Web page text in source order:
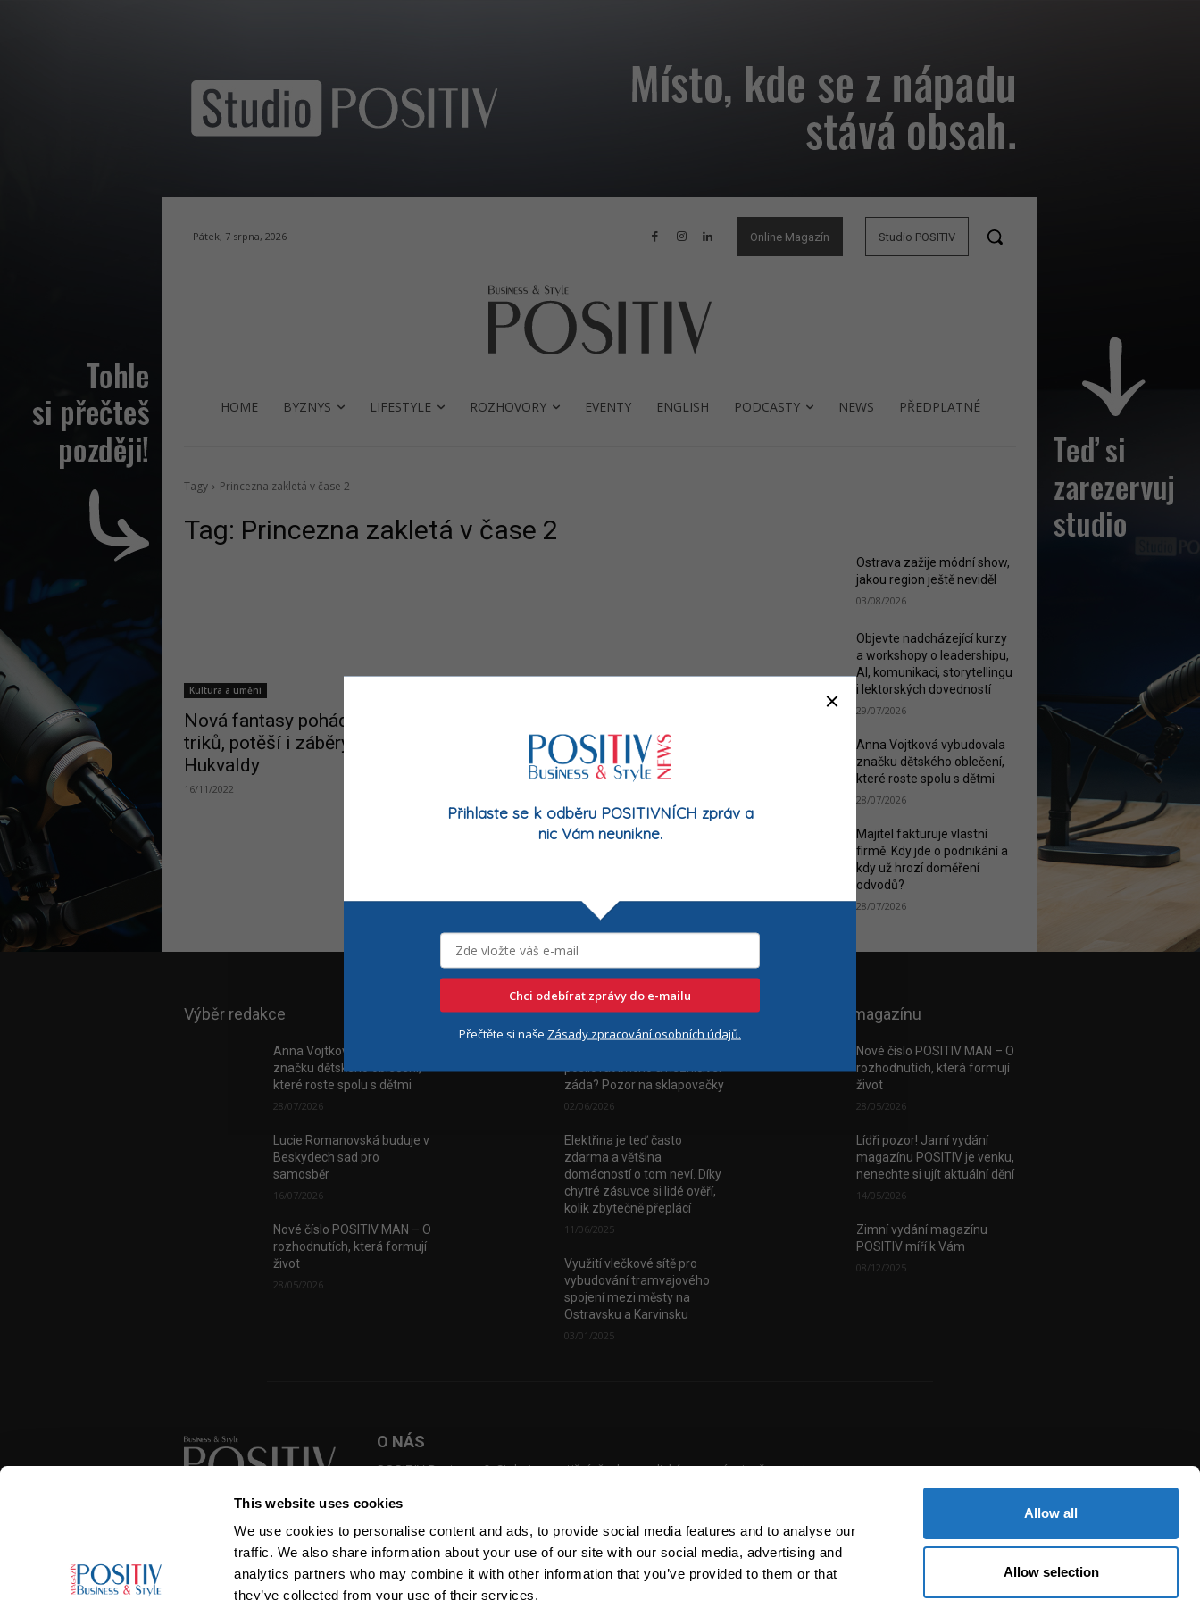
This website uses cookies
We use cookies to personalise content and ads, to provide social media features and to analyse our
traffic. We also share information about your use of our site with our social media, advertising and
analytics partners who may combine it with other information that you’ve provided to them or that
they’ve collected from your use of their services.
Allow all
Allow selection
Pátek, 7 srpna, 2026 Online Magazín Studio POSITIV
HOME BYZNYS LIFESTYLE ROZHOVORY EVENTY ENGLISH PODCASTY NEWS PŘEDPLATNÉ
Tagy Princezna zakletá v čase 2
Tag: Princezna zakletá v čase 2
Kultura a umění
Nová fantasy pohádka je plná
triků, potěší i záběry z hradu
Hukvaldy
16/11/2022
Ostrava zažije módní show,
jakou region ještě neviděl
03/08/2026
Objevte nadcházející kurzy
a workshopy o leadershipu,
AI, komunikaci, storytellingu
i lektorských dovedností
29/07/2026
Anna Vojtková vybudovala
značku dětského oblečení,
které roste spolu s dětmi
28/07/2026
Majitel fakturuje vlastní
firmě. Kdy jde o podnikání a
kdy už hrozí doměření
odvodů?
28/07/2026
Výběr redakce
Anna Vojtková vybudovala
značku dětského oblečení,
které roste spolu s dětmi
28/07/2026
Lucie Romanovská buduje v
Beskydech sad pro
samosběr
16/07/2026
Nové číslo POSITIV MAN – O
rozhodnutích, která formují
život
28/05/2026
Nejčtenější
záda? Pozor na sklapovačky
02/06/2026
Elektřina je teď často
zdarma a většina
domácností o tom neví. Díky
chytré zásuvce si lidé ověří,
kolik zbytečně přeplácí
11/06/2025
Využití vlečkové sítě pro
vybudování tramvajového
spojení mezi městy na
Ostravsku a Karvinsku
03/01/2025
Číst e-verzi magazínu
Nové číslo POSITIV MAN – O
rozhodnutích, která formují
život
28/05/2026
Lídři pozor! Jarní vydání
magazínu POSITIV je venku,
nenechte si ujít aktuální dění
14/05/2026
Zimní vydání magazínu
POSITIV míří k Vám
08/12/2025
SLEDUJTE NÁS
O NÁS
POSITIV Business & Style je prestižní, česko-anglický magazín, jenž mapuje
překážky a vybudovali úspěšné firmy. Pustil se úspěšně do online prostředí,
rozesílky newsletterů, pořádání eventů a natáčení Voices of Industry.
Přihlaste se k odběru POSITIVNÍCH zpráv a
nic Vám neunikne.
Chci odebírat zprávy do e-mailu
Přečtěte si naše Zásady zpracování osobních údajů.